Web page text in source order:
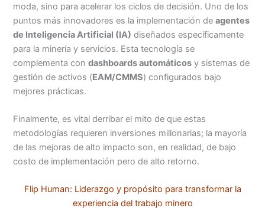
moda, sino para acelerar los ciclos de decisión. Uno de los
puntos más innovadores es la implementación deagentes
de Inteligencia Artificial (IA) diseñados específicamente
para la minería y servicios. Esta tecnología se
complementa condashboards automáticos y sistemas de
gestión de activos (EAM/CMMS) configurados bajo
mejores prácticas.
Finalmente, es vital derribar el mito de que estas
metodologías requieren inversiones millonarias; la mayoría
de las mejoras de alto impacto son, en realidad, de bajo
costo de implementación pero de alto retorno.
Flip Human: Liderazgo y propósito para transformar la
experiencia del trabajo minero